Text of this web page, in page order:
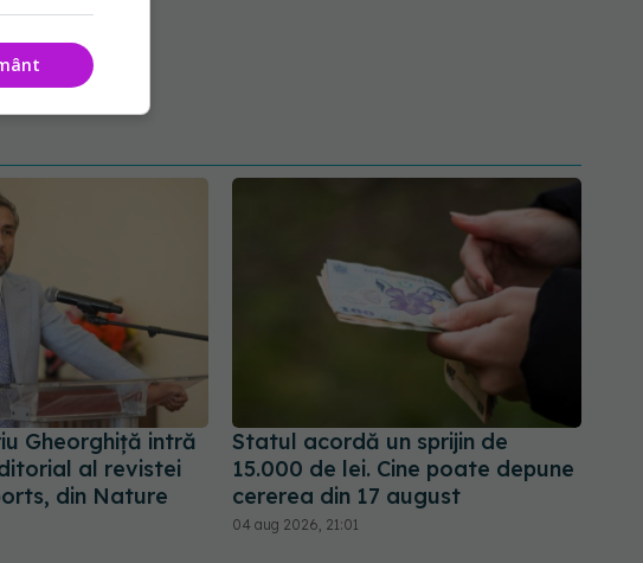
Gheorghiță intră
al revistei
din Nature
Statul acordă un sprijin de
15.000 de lei. Cine poate depune
cererea din 17 august
04 aug 2026, 21:01